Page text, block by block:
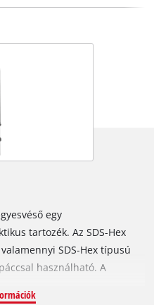
egy
tartozék. Az SDS-Hex
SDS-Hex típusú
használható. A